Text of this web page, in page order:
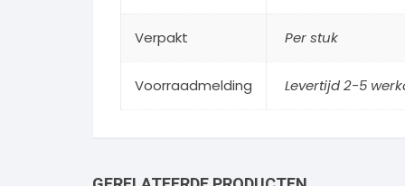
Verpakt Per stuk
Voorraadmelding Levertijd 2-5